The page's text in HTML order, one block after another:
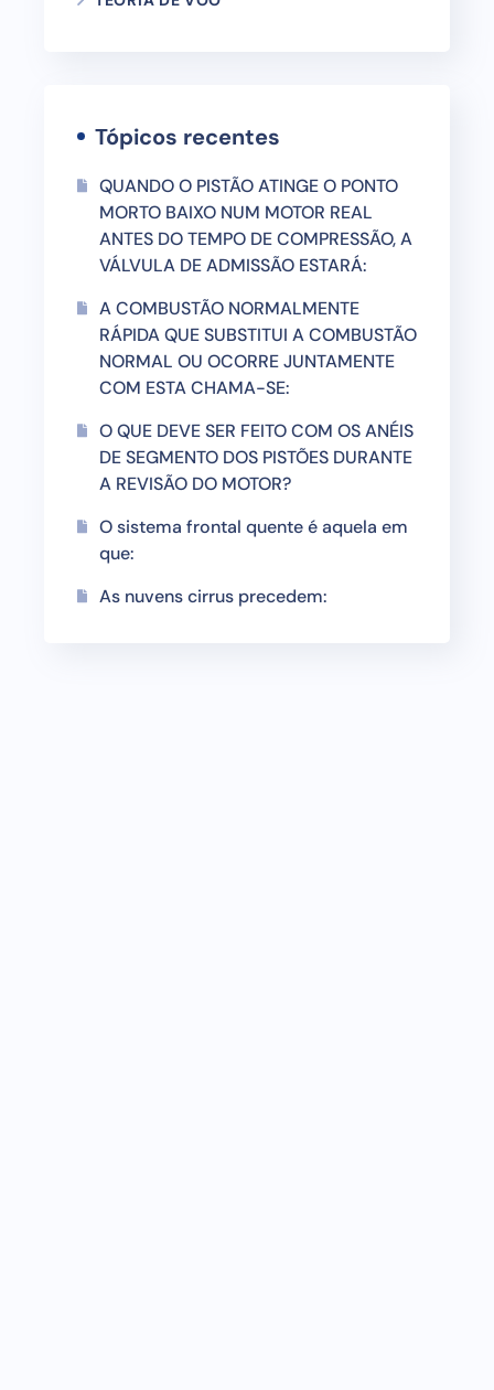
Tópicos recentes
QUANDO O PISTÃO ATINGE O PONTO
MORTO BAIXO NUM MOTOR REAL
ANTES DO TEMPO DE COMPRESSÃO, A
VÁLVULA DE ADMISSÃO ESTARÁ:
A COMBUSTÃO NORMALMENTE
RÁPIDA QUE SUBSTITUI A COMBUSTÃO
NORMAL OU OCORRE JUNTAMENTE
COM ESTA CHAMA-SE:
O QUE DEVE SER FEITO COM OS ANÉIS
DE SEGMENTO DOS PISTÕES DURANTE
A REVISÃO DO MOTOR?
O sistema frontal quente é aquela em
que:
As nuvens cirrus precedem: